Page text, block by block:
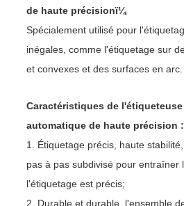
de haute précisionï¼
Spécialement utilisé pour
inégales, comme l'étiquetage sur
et convexes et des surfaces en arc.
Caractéristiques de
automatique de haute précision :
1. Étiquetage précis, haute
pas à pas subdivisé pour entraîner
l'étiquetage est précis;
2. Durable et durable, l'ensemble